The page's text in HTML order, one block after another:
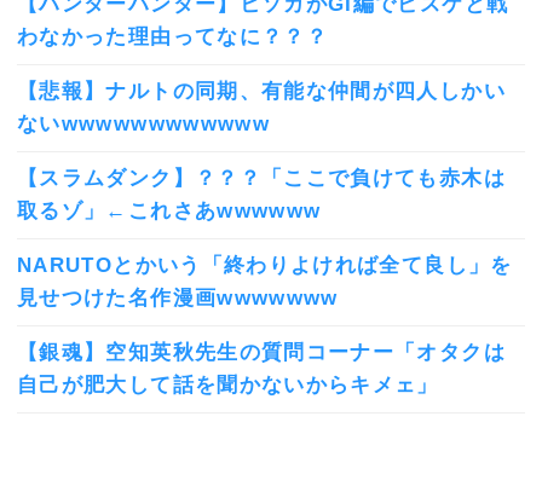
わなかった理由ってなに？？？
【悲報】ナルトの同期、有能な仲間が四人しかい
ないwwwwwwwwwwww
【スラムダンク】？？？「ここで負けても赤木は
取るゾ」←これさあwwwwww
NARUTOとかいう「終わりよければ全て良し」を
見せつけた名作漫画wwwwwww
【銀魂】空知英秋先生の質問コーナー「オタクは
自己が肥大して話を聞かないからキメェ」